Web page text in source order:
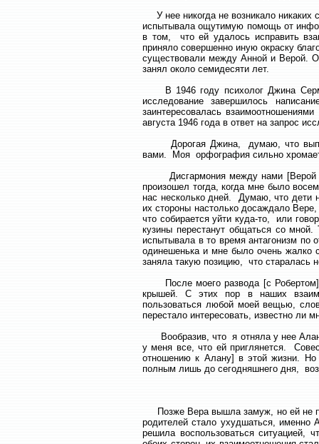
У нее никогда не возникало никаких
испытывала ощутимую помощь от
в том, что ей удалось исправить
приняло совершенно иную окраску
существовали между Анной и Верой.
занял около семидесяти лет.
В 1946 году психолог Джина
исследование завершилось
заинтересовалась
августа 1946 года в ответ на запрос
Дорогая Джина, думаю, что
вами. Моя орфография сильно
Дисгармония между нами [Верой и
произошел тогда, когда мне было
нас несколько дней. Думаю, что дети
их стороны настолько досаждало
что собирается уйти куда-то, или
кузины перестанут общаться со
испытывала в то время антагонизм по
одинешенька и мне было очень жалко
заняла такую позицию, что старалась
После моего развода [с Робертом]
крышей. С этих пор в наших
пользоваться любой моей вещью,
перестало интересовать, известно ли
Вообразив, что я отняла у нее
у меня все, что ей приглянется.
отношению к Алану] в этой жизни. Но
полным лишь до сегодняшнего дня,
Позже Вера вышла замуж, но ей не
родителей стало ухудшаться,
решила воспользоваться